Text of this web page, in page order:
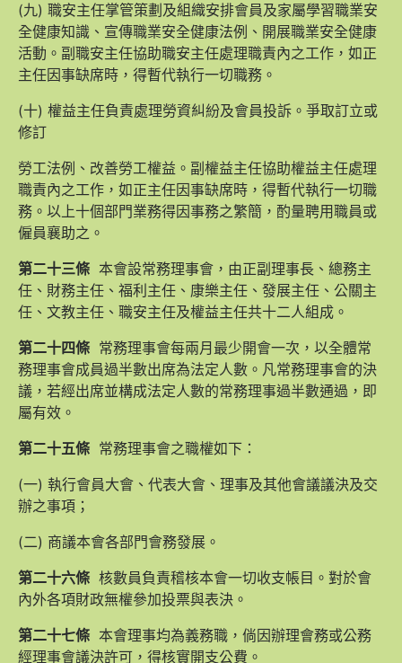
(九) 職安主任掌管策劃及組織安排會員及家屬學習職業安
全健康知識、宣傳職業安全健康法例、開展職業安全健康
活動。副職安主任協助職安主任處理職責內之工作，如正
主任因事缺席時，得暫代執行一切職務。
(十) 權益主任負責處理勞資糾紛及會員投訴。爭取訂立或
修訂
勞工法例、改善勞工權益。副權益主任協助權益主任處理
職責內之工作，如正主任因事缺席時，得暫代執行一切職
務。以上十個部門業務得因事務之繁簡，酌量聘用職員或
僱員襄助之。
第二十三條 本會設常務理事會，由正副理事長、總務主
任、財務主任、福利主任、康樂主任、發展主任、公關主
任、文教主任、職安主任及權益主任共十二人組成。
第二十四條 常務理事會每兩月最少開會一次，以全體常
務理事會成員過半數出席為法定人數。凡常務理事會的決
議，若經出席並構成法定人數的常務理事過半數通過，即
屬有效。
第二十五條 常務理事會之職權如下：
(一) 執行會員大會、代表大會、理事及其他會議議決及交
辦之事項；
(二) 商議本會各部門會務發展。
第二十六條 核數員負責稽核本會一切收支帳目。對於會
內外各項財政無權參加投票與表決。
第二十七條 本會理事均為義務職，倘因辦理會務或公務
經理事會議決許可，得核實開支公費。